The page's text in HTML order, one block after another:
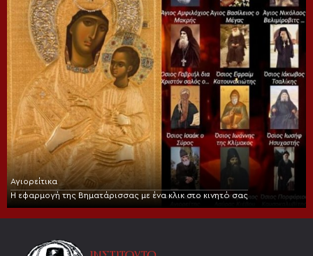
Αγιορείτικα
Η εφαρμογή της Βηματάρισσας με ένα κλικ στο κινητό σας